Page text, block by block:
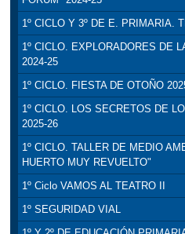
1º CICLO Y 3º DE E. PRIMARIA.
1º CICLO. EXPLORADORES DE
2024-25
1º CICLO. FIESTA DE OTOÑO
1º CICLO. LOS SECRETOS DE
2025-26
1º CICLO. TALLER DE MEDIO
HUERTO MUY REVUELTO"
1º Ciclo VAMOS AL TEATRO II
1º SEGURIDAD VIAL